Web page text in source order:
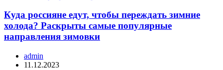
Куда россияне едут, чтобы переждать зимние
холода? Раскрыты самые популярные
направления зимовки
admin
11.12.2023